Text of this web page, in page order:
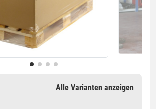
Alle Varianten anzeigen